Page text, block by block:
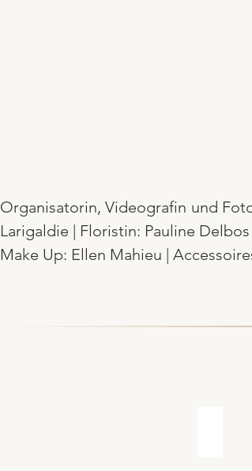
Organisatorin, Videografin und
Larigaldie | Floristin: Pauline
Make Up: Ellen Mahieu |